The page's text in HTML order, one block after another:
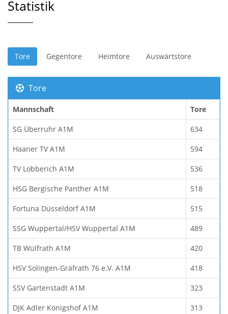
Statistik
Tore Gegentore Heimtore Auswärtstore
Tore
Mannschaft Tore
SG Überruhr A1M 634
Haaner TV A1M 594
TV Lobberich A1M 536
HSG Bergische Panther A1M 518
Fortuna Düsseldorf A1M 515
SSG Wuppertal/HSV Wuppertal A1M 489
TB Wülfrath A1M 420
HSV Solingen-Gräfrath 76 e.V. A1M 418
SSV Gartenstadt A1M 323
DJK Adler Königshof A1M 313